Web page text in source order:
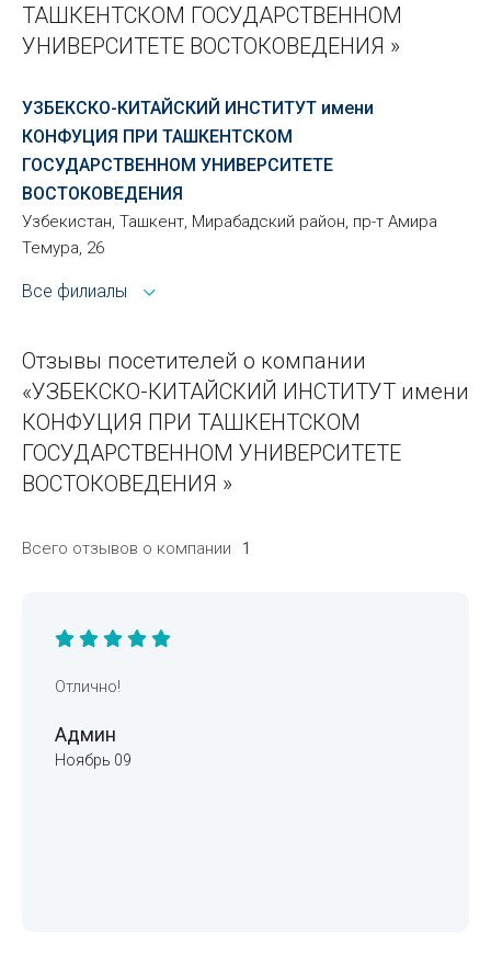
ТАШКЕНТСКОМ ГОСУДАРСТВЕННОМ
УНИВЕРСИТЕТЕ ВОСТОКОВЕДЕНИЯ »
УЗБЕКСКО-КИТАЙСКИЙ ИНСТИТУТ имени
КОНФУЦИЯ ПРИ ТАШКЕНТСКОМ
ГОСУДАРСТВЕННОМ УНИВЕРСИТЕТЕ
ВОСТОКОВЕДЕНИЯ
Узбекистан, Ташкент, Мирабадский район, пр-т Амира
Темура, 26
Все филиалы
Отзывы посетителей о компании
«УЗБЕКСКО-КИТАЙСКИЙ ИНСТИТУТ имени
КОНФУЦИЯ ПРИ ТАШКЕНТСКОМ
ГОСУДАРСТВЕННОМ УНИВЕРСИТЕТЕ
ВОСТОКОВЕДЕНИЯ »
Всего отзывов о компании 1
Отлично!
Админ
Ноябрь 09